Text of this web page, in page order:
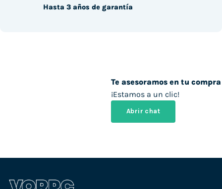
Te asesoramos en tu compra
¡Estamos a un clic!
Abrir chat
Hasta 3 años de garantía